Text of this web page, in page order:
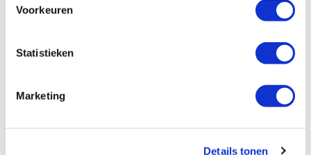
Voorkeuren
Statistieken
Marketing
Details tonen
€ 412,00 incl. VAT